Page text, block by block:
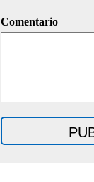
Comentario